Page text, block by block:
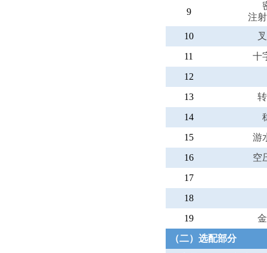
9
注
10
11
十
12
13
14
15
游
16
空
17
18
19
（二）选配部分